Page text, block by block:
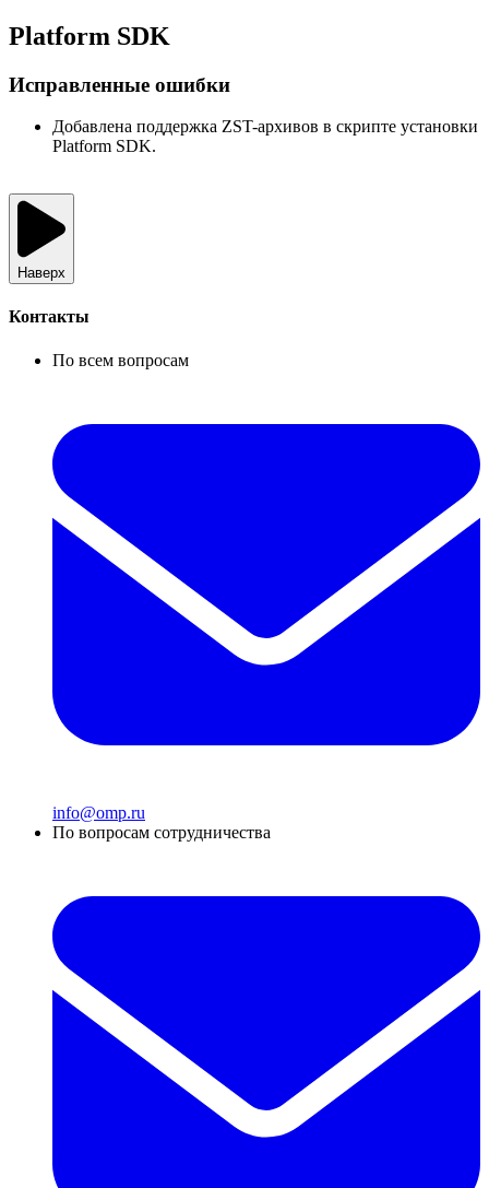
Platform SDK
Исправленные ошибки
Добавлена поддержка ZST-архивов в скрипте установки
Platform SDK.
Наверх
Контакты
По всем вопросам
info@omp.ru
По вопросам сотрудничества